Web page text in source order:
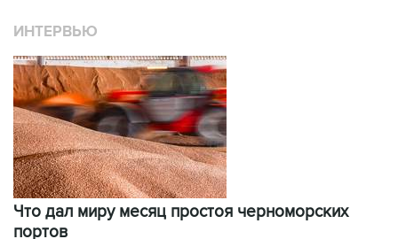
ИНТЕРВЬЮ
Что дал миру месяц простоя черноморских
портов